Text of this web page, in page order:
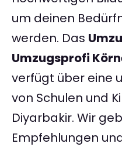
um deinen
werden. Das
Umzugsprofi
verfügt über eine
von Schulen und
Diyarbakir. Wir
Empfehlungen